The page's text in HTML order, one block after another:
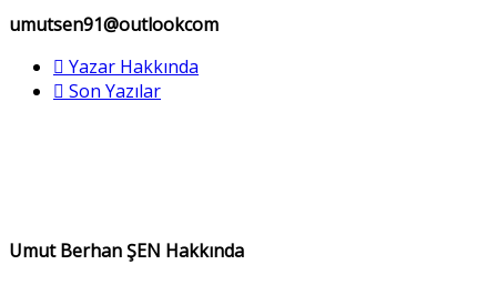
umutsen91@outlookcom
Yazar Hakkında
Son Yazılar
Umut Berhan ŞEN Hakkında